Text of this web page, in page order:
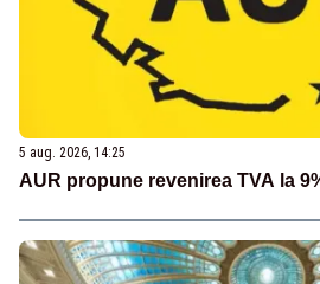
5 aug. 2026, 14:25
AUR propune revenirea TVA la